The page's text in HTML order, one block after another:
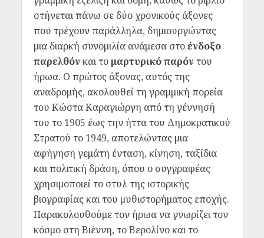
στήνεται πάνω σε δύο χρονικούς άξονες
που τρέχουν παράλληλα, δημιουργώντας
μια διαρκή συνομιλία ανάμεσα στο ένδοξο
παρελθόν και το μαρτυρικό παρόν του
ήρωα. Ο πρώτος άξονας, αυτός της
αναδρομής, ακολουθεί τη γραμμική πορεία
του Κώστα Καραγιώργη από τη γέννησή
του το 1905 έως την ήττα του Δημοκρατικού
Στρατού το 1949, αποτελώντας μια
αφήγηση γεμάτη ένταση, κίνηση, ταξίδια
και πολιτική δράση, όπου ο συγγραφέας
χρησιμοποιεί το στυλ της ιστορικής
βιογραφίας και του μυθιστορήματος εποχής.
Παρακολουθούμε τον ήρωα να γνωρίζει τον
κόσμο στη Βιέννη, το Βερολίνο και το